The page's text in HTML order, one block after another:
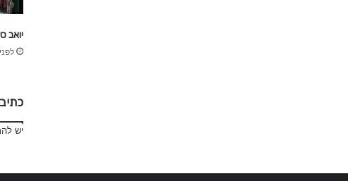
a
l
m
i
d
יואב
לפני 5
יש